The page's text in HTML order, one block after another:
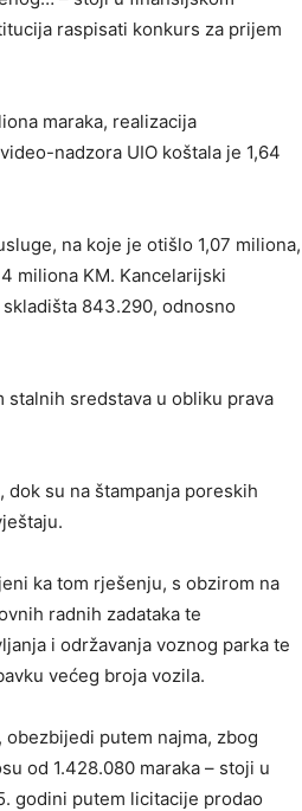
raspisati konkurs za prijem
maraka, realizacija
nadzora UIO koštala je 1,64
na koje je otišlo 1,07 miliona,
miliona KM. Kancelarijski
843.290, odnosno
stalnih sredstava u obliku prava
su na štampanja poreskih
ka tom rješenju, s obzirom na
radnih zadataka te
i održavanja voznog parka te
većeg broja vozila.
putem najma, zbog
od 1.428.080 maraka – stoji u
godini putem licitacije prodao